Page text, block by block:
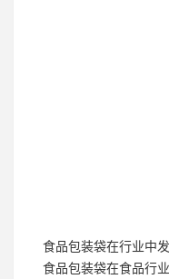
食品包装袋在行业中
食品包装袋在食品行